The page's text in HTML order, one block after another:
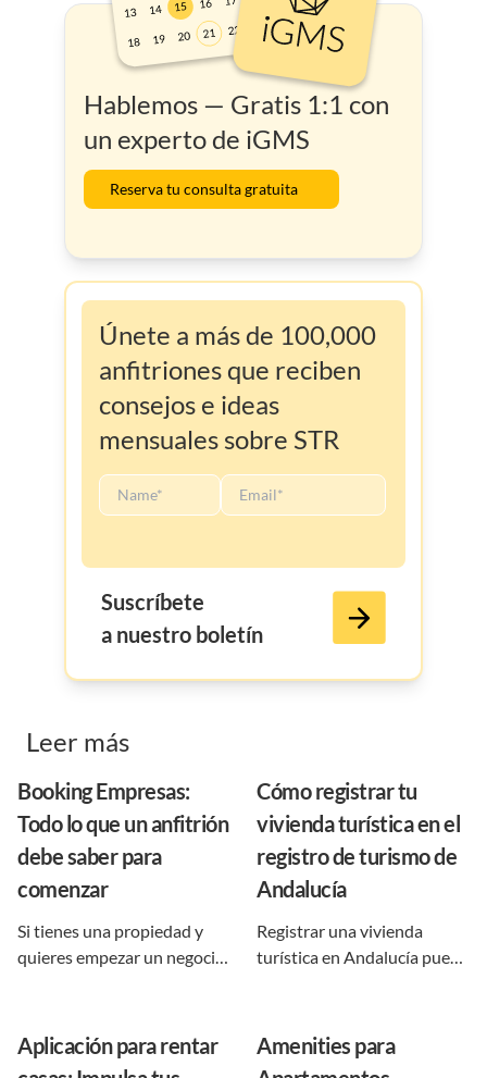
Hablemos — Gratis 1:1 con
un experto de iGMS
Reserva tu consulta gratuita
Únete a más de 100,000
anfitriones que reciben
consejos e ideas
mensuales sobre STR
Suscríbete
a nuestro boletín
Leer más
Booking Empresas:
Todo lo que un anfitrión
debe saber para
comenzar
Si tienes una propiedad y
quieres empezar un negocio
para conseguir reservas de
viajeros y turistas. Si ya
Cómo registrar tu
vivienda turística en el
registro de turismo de
Andalucía
Registrar una vivienda
turística en Andalucía puede
es un proceso claro si se
conocen los requisitos, la
Aplicación para rentar
Amenities para